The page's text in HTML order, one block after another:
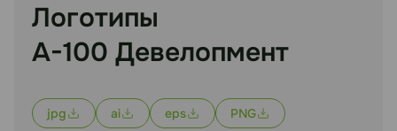
Логотипы
А-100 Девелопмент
jpg ai eps PNG